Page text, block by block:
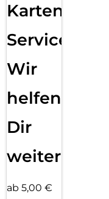
Karten
Service:
Wir
helfen
Dir
weiter
ab 5,00 €